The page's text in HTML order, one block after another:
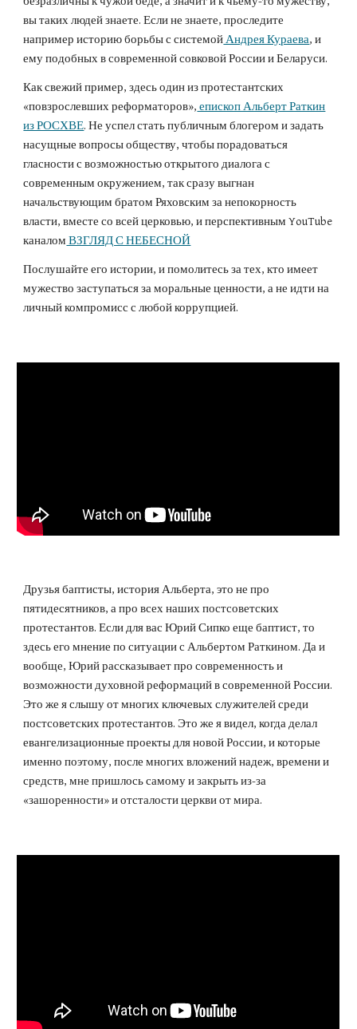
вы таких людей знаете. Если не знаете, проследите
например историю борьбы с системойАндрея Кураева, и
ему подобных в современной совковой России и Беларуси.
Как свежий пример, здесь один из протестантских
«повзрослевших реформаторов», епископ Альберт Раткин
из РОСХВЕ. Не успел стать публичным блогером и задать
насущные вопросы обществу, чтобы порадоваться
гласности с возможностью открытого диалога с
современным окружением, так сразу выгнан
начальствующим братом Ряховским за непокорность
власти, вместе со всей церковью, и перспективным YouTube
каналом ВЗГЛЯД С НЕБЕСНОЙ
Послушайте его истории, и помолитесь за тех, кто имеет
мужество заступаться за моральные ценности, а не идти на
личный компромисс с любой коррупцией.
Друзья баптисты, история Альберта, это не про
пятидесятников, а про всех наших постсоветских
протестантов. Если для вас Юрий Сипко еще баптист, то
здесь его мнение по ситуации с Альбертом Раткином. Да и
вообще, Юрий рассказывает про современность и
возможности духовной реформаций в современной России.
Это же я слышу от многих ключевых служителей среди
постсоветских протестантов. Это же я видел, когда делал
евангелизационные проекты для новой России, и которые
именно поэтому, после многих вложений надеж, времени и
средств, мне пришлось самому и закрыть из-за
«зашоренности» и отсталости церкви от мира.